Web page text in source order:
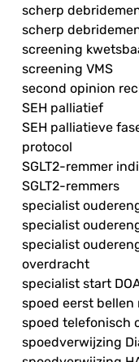
scherp
scherp
screening
screening VMS
second opinion
SEH palliatief
SEH palliatieve
protocol
SGLT2-remmer
SGLT2-remmers
specialist
specialist
specialist
overdracht
specialist start
spoed eerst bellen
spoed telefonisch
spoedverwijzing